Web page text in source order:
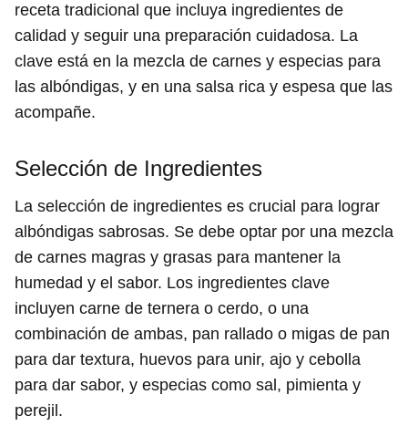
receta tradicional que incluya ingredientes de
calidad y seguir una preparación cuidadosa. La
clave está en la mezcla de carnes y especias para
las albóndigas, y en una salsa rica y espesa que las
acompañe.
Selección de Ingredientes
La selección de ingredientes es crucial para lograr
albóndigas sabrosas. Se debe optar por una mezcla
de carnes magras y grasas para mantener la
humedad y el sabor. Los ingredientes clave
incluyen carne de ternera o cerdo, o una
combinación de ambas, pan rallado o migas de pan
para dar textura, huevos para unir, ajo y cebolla
para dar sabor, y especias como sal, pimienta y
perejil.